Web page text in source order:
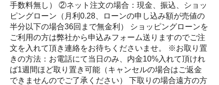
手数料無し） ②ネット注文の場合：現金、振込、ショッ
ピングローン（月利0.28、ローンの申し込み額が売値の
半分以下の場合36回まで無金利） ショッピングローンを
ご利用の方は弊社から申込みフォーム送りますのでご注
文を入れて頂き連絡をお待ちくださいませ。 ※お取り置
きの方法：お電話にて当日のみ、内金10%入れて頂けれ
ば1週間ほど取り置き可能（キャンセルの場合はご返金
できませんのでご了承ください） 下取りの場合遠方の方